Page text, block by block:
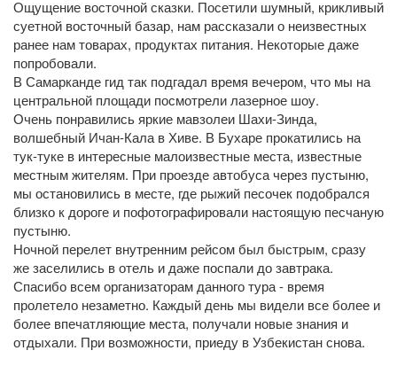
Ощущение восточной сказки. Посетили шумный, крикливый
суетной восточный базар, нам рассказали о неизвестных
ранее нам товарах, продуктах питания. Некоторые даже
попробовали.
В Самарканде гид так подгадал время вечером, что мы на
центральной площади посмотрели лазерное шоу.
Очень понравились яркие мавзолеи Шахи-Зинда,
волшебный Ичан-Кала в Хиве. В Бухаре прокатились на
тук-туке в интересные малоизвестные места, известные
местным жителям. При проезде автобуса через пустыню,
мы остановились в месте, где рыжий песочек подобрался
близко к дороге и пофотографировали настоящую песчаную
пустыню.
Ночной перелет внутренним рейсом был быстрым, сразу
же заселились в отель и даже поспали до завтрака.
Спасибо всем организаторам данного тура - время
пролетело незаметно. Каждый день мы видели все более и
более впечатляющие места, получали новые знания и
отдыхали. При возможности, приеду в Узбекистан снова.